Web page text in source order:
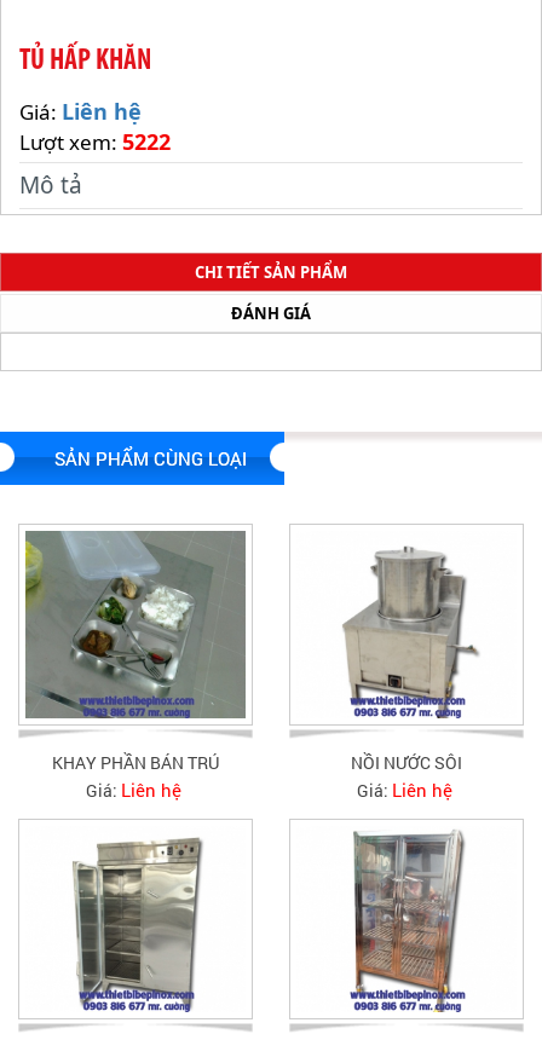
TỦ HẤP KHĂN
Giá: Liên hệ
Lượt xem: 5222
Mô tả
CHI TIẾT SẢN PHẨM
ĐÁNH GIÁ
SẢN PHẨM CÙNG LOẠI
KHAY PHẦN BÁN TRÚ
Giá: Liên hệ
NỒI NƯỚC SÔI
Giá: Liên hệ